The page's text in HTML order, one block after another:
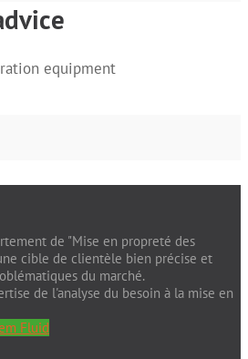
equipment
de "Mise en propreté des
cible de clientèle bien précise et
du marché.
de l'analyse du besoin à la mise en
Fluid